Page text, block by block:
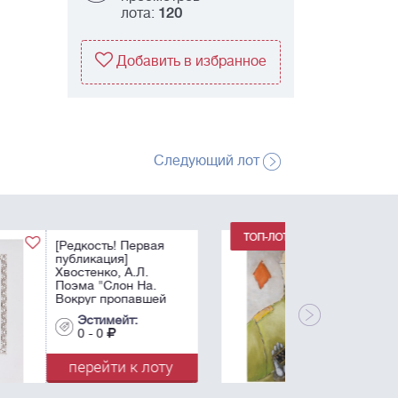
лота: 120
Добавить в избранное
Следующий лот
Немухин, В.Н.
1986. Бумага, масло,
белила. - 83х56 см.
перейти к лоту